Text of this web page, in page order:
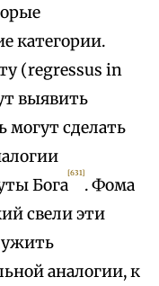
категории.
(regressus in
выявить
могут сделать
Бога
[631]
. Фома
свели эти
аналогии, к